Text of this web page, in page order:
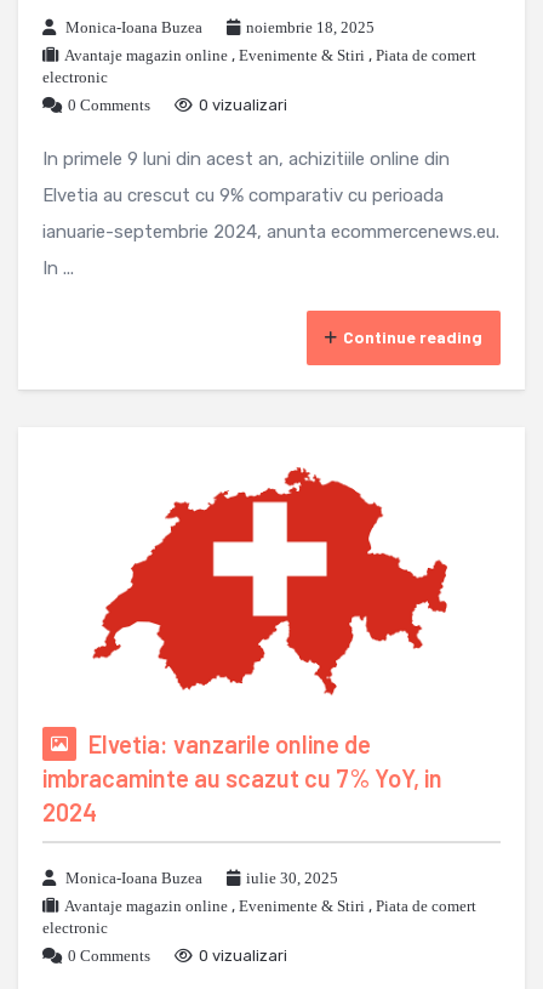
Monica-Ioana Buzea
noiembrie 18, 2025
Avantaje magazin online , Evenimente & Stiri , Piata de comert
electronic
0 Comments
0 vizualizari
In primele 9 luni din acest an, achizitiile online din
Elvetia au crescut cu 9% comparativ cu perioada
ianuarie-septembrie 2024, anunta ecommercenews.eu.
In ...
Continue reading
Elvetia: vanzarile online de
imbracaminte au scazut cu 7% YoY, in
2024
Monica-Ioana Buzea
iulie 30, 2025
Avantaje magazin online , Evenimente & Stiri , Piata de comert
electronic
0 Comments
0 vizualizari